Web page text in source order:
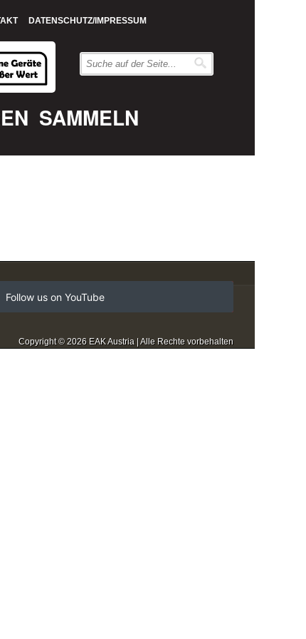
DATENSCHUTZ/IMPRESSUM
SAMMELN
Follow us on YouTube
Copyright © 2026 EAK Austria | Alle Rechte vorbehalten